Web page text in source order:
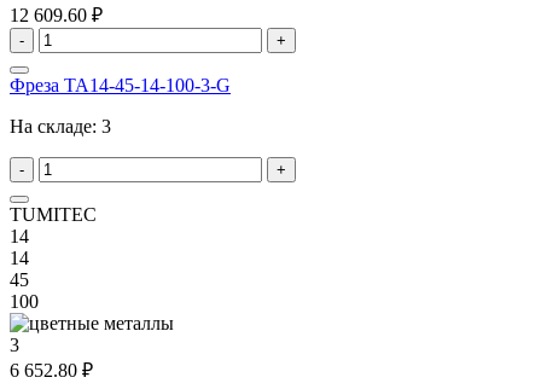
12 609.60 ₽
- +
Фреза TA14-45-14-100-3-G
На складе: 3
- +
TUMITEC
14
14
45
100
3
6 652.80 ₽